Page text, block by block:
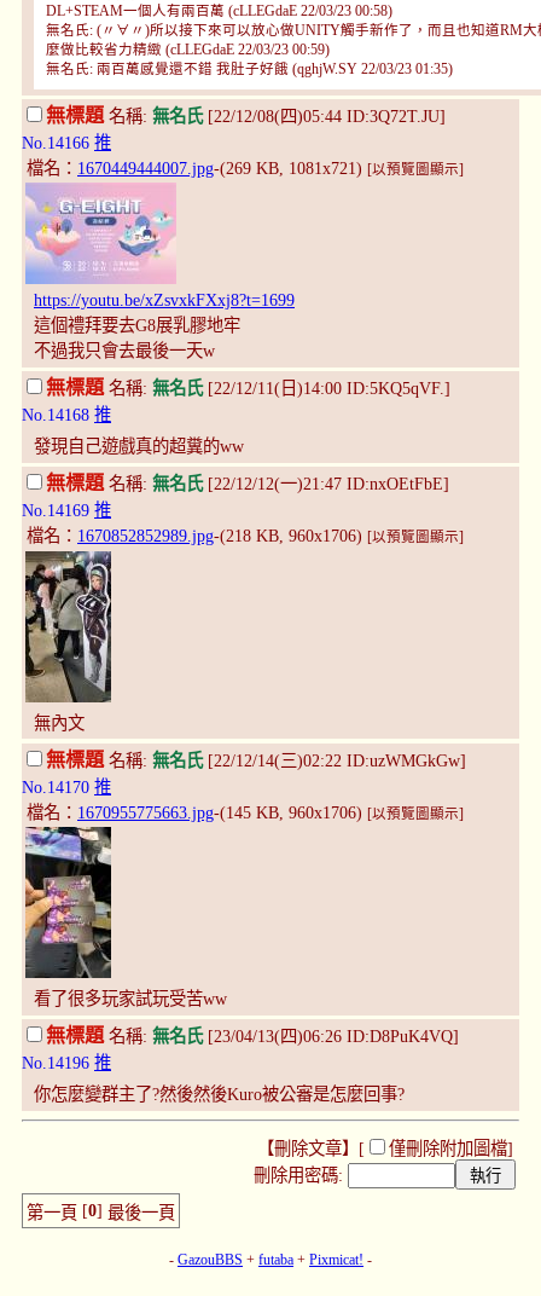
DL+STEAM一個人有兩百萬 (cLLEGdaE 22/03/23 00:58)
無名氏: (〃∀〃)所以接下來可以放心做UNITY觸手新作了，而且也知道RM大
麼做比較省力精緻 (cLLEGdaE 22/03/23 00:59)
無名氏: 兩百萬感覺還不錯 我肚子好餓 (qghjW.SY 22/03/23 01:35)
無標題 名稱: 無名氏[22/12/08(四)05:44 ID:3Q72T.JU]
No.14166 推
檔名： 1670449444007.jpg-(269 KB, 1081x721) [以預覽圖顯示]
https://youtu.be/xZsvxkFXxj8?t=1699
這個禮拜要去G8展乳膠地牢
不過我只會去最後一天w
無標題 名稱: 無名氏[22/12/11(日)14:00 ID:5KQ5qVF.]
No.14168 推
發現自己遊戲真的超糞的ww
無標題名稱: 無名氏[22/12/12(一)21:47 ID:nxOEtFbE]
No.14169 推
檔名： 1670852852989.jpg-(218 KB, 960x1706) [以預覽圖顯示]
無內文
無標題 名稱: 無名氏[22/12/14(三)02:22 ID:uzWMGkGw]
No.14170 推
檔名： 1670955775663.jpg-(145 KB, 960x1706) [以預覽圖顯示]
看了很多玩家試玩受苦ww
無標題 名稱: 無名氏[23/04/13(四)06:26 ID:D8PuK4VQ]
No.14196 推
你怎麼變群主了?然後然後Kuro被公審是怎麼回事?
【刪除文章】[ 僅刪除附加圖檔]
刪除用密碼:
第一頁 [0] 最後一頁
- GazouBBS + futaba + Pixmicat! -